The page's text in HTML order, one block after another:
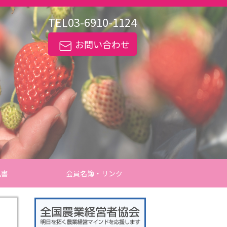
TEL03-6910-1124
お問い合わせ
会員名簿・リンク